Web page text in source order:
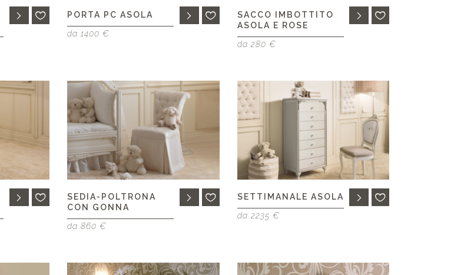
PORTA PC ASOLA
da 1400 €
SACCO IMBOTTITO
ASOLA E ROSE
da 280 €
SEDIA-POLTRONA
CON GONNA
da 860 €
SETTIMANALE ASOLA
da 2235 €